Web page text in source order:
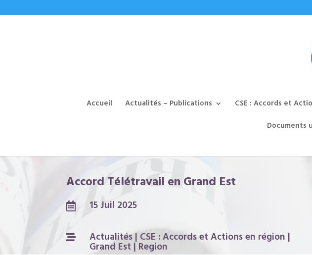
Accueil Actualités – Publications CSE : Accords et
Documents
Accord Télétravail en Grand Est
 15 Juil 2025
 Actualités| CSE : Accords et Actions en région |
Grand Est |Region